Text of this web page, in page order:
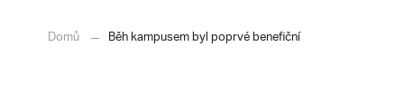
Domů Běh kampusem byl poprvé benefiční